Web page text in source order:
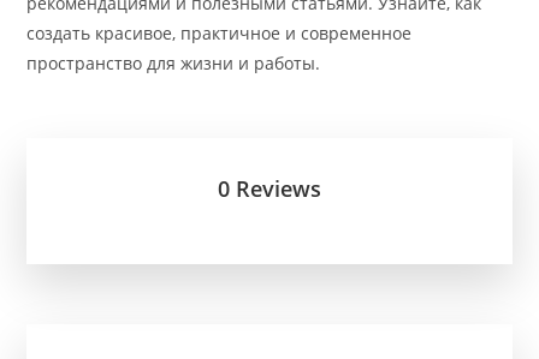
создать красивое, практичное и современное
пространство для жизни и работы.
0 Reviews